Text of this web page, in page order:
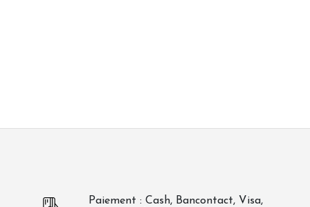
Paiement : Cash, Bancontact, Visa,